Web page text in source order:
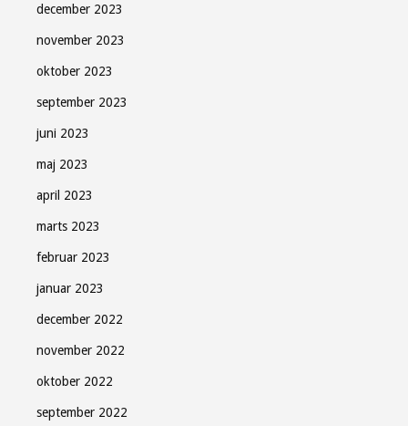
december 2023
november 2023
oktober 2023
september 2023
juni 2023
maj 2023
april 2023
marts 2023
februar 2023
januar 2023
december 2022
november 2022
oktober 2022
september 2022